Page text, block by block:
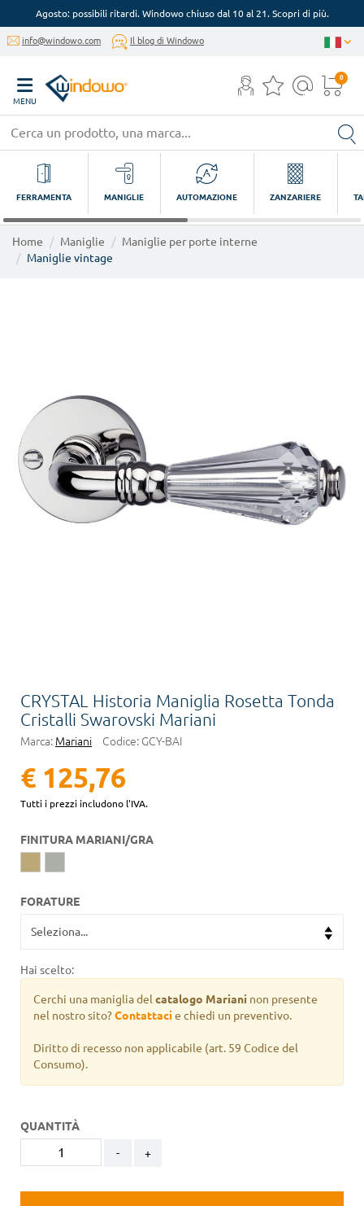
Agosto: possibili ritardi. Windowo chiuso dal 10 al 21. Scopri di più.
info@windowo.com Il blog di Windowo
MENU
0
FERRAMENTA MANIGLIE AUTOMAZIONE ZANZARIERE
Home Maniglie
Maniglie per porte interne
Maniglie vintage
CRYSTAL Historia Maniglia Rosetta Tonda
Cristalli Swarovski Mariani
Marca: Mariani Codice: GCY-BAI
€ 125,76
Tutti i prezzi includono l'IVA.
FINITURA MARIANI/GRA
FORATURE
Hai scelto:
Cerchi una maniglia del catalogo Mariani non presente
nel nostro sito?Contattacie chiedi un preventivo.
Diritto di recesso non applicabile (art. 59 Codice del
Consumo).
QUANTITÀ
- +